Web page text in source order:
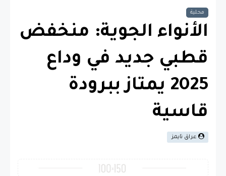
محلية
الأنواء الجوية: منخفض
قطبي جديد في وداع
2025 يمتاز ببرودة
قاسية
عراق تايمز